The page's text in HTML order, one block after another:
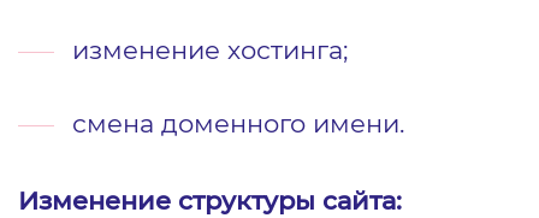
изменение хостинга;
смена доменного имени.
Изменение структуры сайта: